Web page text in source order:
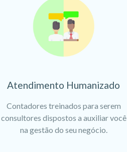
Atendimento Humanizado
Contadores treinados para serem
consultores dispostos a auxiliar você
na gestão do seu negócio.